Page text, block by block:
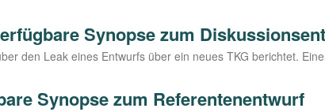
Synopse zum
den Leak eines Ent­wurfs über ein neu­es TKG berich­tet.
Synopse zum Referentenentwurf